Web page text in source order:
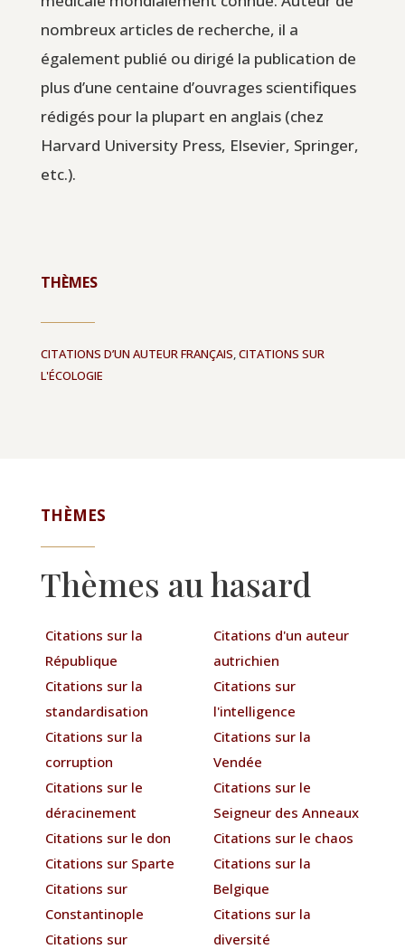
nombreux articles de recherche, il a
également publié ou dirigé la publication de
plus d’une centaine d’ouvrages scientifiques
rédigés pour la plupart en anglais (chez
Harvard University Press, Elsevier, Springer,
etc.).
THÈMES
CITATIONS D’UN AUTEUR FRANÇAIS,CITATIONS SUR
L'ÉCOLOGIE
THÈMES
Thèmes au hasard
Citations sur la
République
Citations sur la
standardisation
Citations sur la
corruption
Citations sur le
déracinement
Citations sur le don
Citations sur Sparte
Citations sur
Constantinople
Citations sur
Citations d'un auteur
autrichien
Citations sur
l'intelligence
Citations sur la
Vendée
Citations sur le
Seigneur des Anneaux
Citations sur le chaos
Citations sur la
Belgique
Citations sur la
diversité